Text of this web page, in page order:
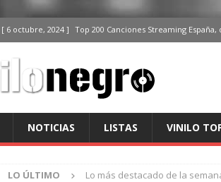
[ 6 octubre, 2024 ] Top 200 Canciones Streaming
[ 3 octubre, 2024 ] Top 100 Artistas Españoles
[ 2 octubre, 2024 ] Top 100 Artistas Internacionales
ÚLTIMO
[ 6 octubre, 2024 ] Top 200 Canciones España, del 30 de
NOTICIAS LISTAS VINILO
LO ÚLTIMO Lo más destacado de la